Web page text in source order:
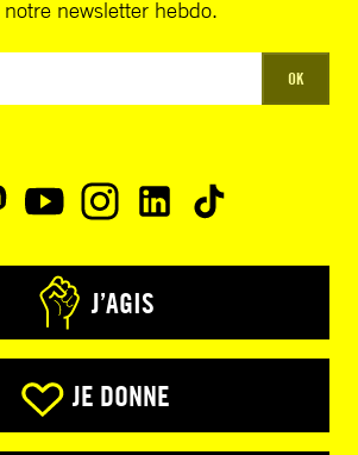
newsletter hebdo.
OK
J’AGIS
JE DONNE